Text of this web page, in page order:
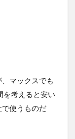
マックスでも
考えると安い
使うものだ